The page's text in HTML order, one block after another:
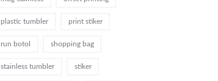
plastic tumbler print stiker
run botol shopping bag
stainless tumbler stiker